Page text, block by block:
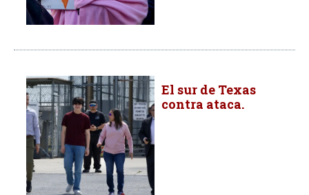
El sur de Texas
contra ataca.